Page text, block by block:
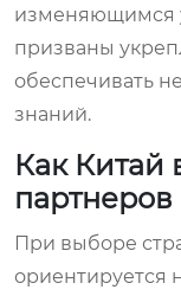
изменяющимся
призваны
обеспечивать
знаний.
Как Китай
партнеров
При выборе
ориентируется